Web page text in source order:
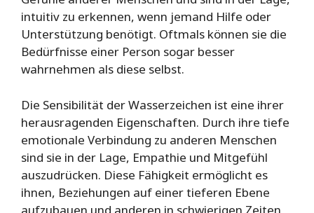
intuitiv zu erkennen, wenn jemand Hilfe oder
Unterstützung benötigt. Oftmals können sie die
Bedürfnisse einer Person sogar besser
wahrnehmen als diese selbst.
Die Sensibilität der Wasserzeichen ist eine ihrer
herausragenden Eigenschaften. Durch ihre tiefe
emotionale Verbindung zu anderen Menschen
sind sie in der Lage, Empathie und Mitgefühl
auszudrücken. Diese Fähigkeit ermöglicht es
ihnen, Beziehungen auf einer tieferen Ebene
aufzubauen und anderen in schwierigen Zeiten